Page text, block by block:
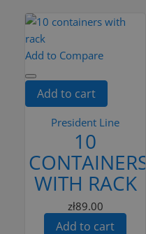
Add to Compare
Add to cart
President Line
10
CONTAINERS
WITH RACK
zł89.00
Add to cart